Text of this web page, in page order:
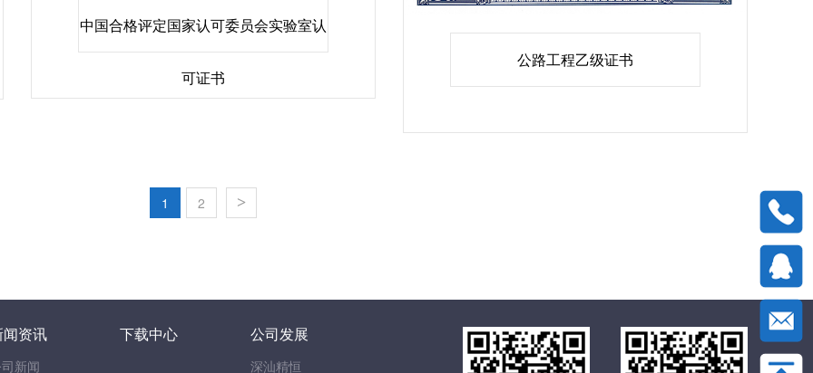
中国合格评定国家认可委员会实验室认
可证书
公路工程乙级证书
1 2 >
资讯
新闻
下载中心 公司发展
深汕精恒